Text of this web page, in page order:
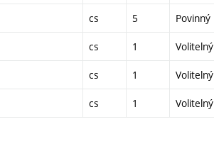
cs 5 Povinný
cs 1 Volitelný
cs 1 Volitelný
cs 1 Volitelný